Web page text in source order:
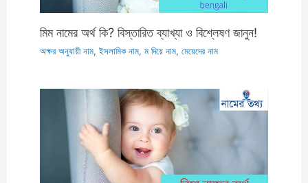
মিম নামের অর্থ কি? বিস্তারিত ব্যাখ্যা ও বিশ্লেষণ জানুন!
অক্ষর অনুযায়ী নাম,ইসলামিক নাম,ম দিয়ে নাম,মেয়েদের নাম